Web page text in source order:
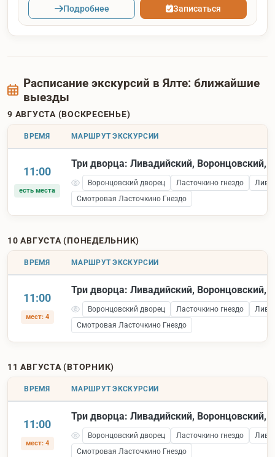
Подробнее Записаться
Расписание экскурсий в Ялте: ближайшие
выезды
9 АВГУСТА (ВОСКРЕСЕНЬЕ)
ВРЕМЯ МАРШРУТ ЭКСКУРСИИ
11:00
есть места
Три дворца: Ливадийский, Воронцовский,
Воронцовский дворец Ласточкино гнездо
Смотровая Ласточкино Гнездо
10 АВГУСТА (ПОНЕДЕЛЬНИК)
ВРЕМЯ МАРШРУТ ЭКСКУРСИИ
11:00
мест: 4
Три дворца: Ливадийский, Воронцовский,
Воронцовский дворец Ласточкино гнездо
Смотровая Ласточкино Гнездо
11 АВГУСТА (ВТОРНИК)
ВРЕМЯ МАРШРУТ ЭКСКУРСИИ
11:00
мест: 4
Три дворца: Ливадийский, Воронцовский,
Воронцовский дворец Ласточкино гнездо
Смотровая Ласточкино Гнездо